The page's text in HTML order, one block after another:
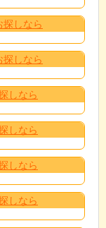
しなら
探しなら
しなら
しなら
しなら
しなら